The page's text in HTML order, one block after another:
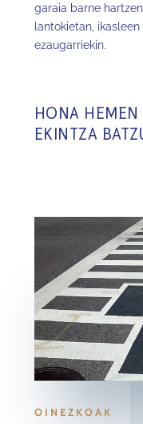
garaia barne
lantokietan,
ezaugarriekin.
HONA HEMEN
EKINTZA
OINEZKOAK